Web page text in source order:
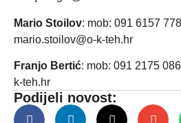
Mario Stoilov: mob: 091 6157
mario.stoilov@o-k-teh.hr
Franjo Bertić: mob: 091 2175
k-teh.hr
Podijeli novost: